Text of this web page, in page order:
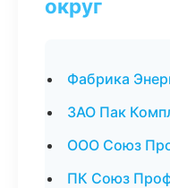
округ
Фабрика
ЗАО Пак
ООО Союз
ПК Союз